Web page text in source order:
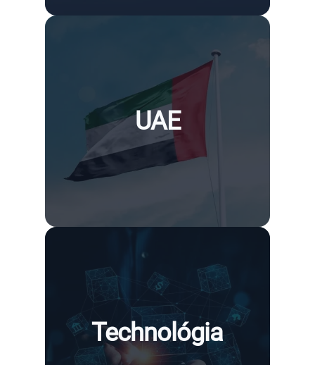
UAE
Technológia